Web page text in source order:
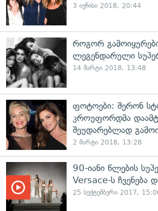
3 ივნისი 2018, 20:44
როგორ
ლეგენდარული
14 მარტი 2018, 13:48
ფოტოები: შერონ
კროუფორდმა
შეუდარებლად
2 მარტი 2018, 13:28
90-იანი წლების
Versace-ს ჩვენება
25 სექტემბერი 2017,